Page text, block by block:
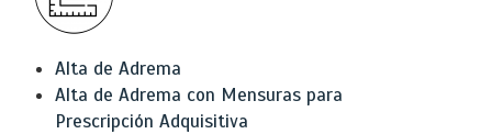
Alta de Adrema
Alta de Adrema con Mensuras para
Prescripción Adquisitiva